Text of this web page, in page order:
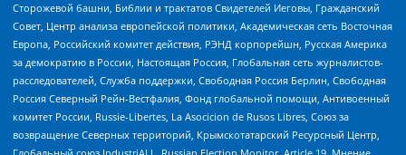
Сторожевой башни, Библии и трактатов Свидетелей Иеговы, Гражданский
Совет, Центр анализа европейской политики, Академическая сеть Восточная
Европа, Российский комитет действия, РЭНД корпорейшн, Русская Америка
за демократию в России, Настоящая Россия, Глобальная сеть журналистов-
расследователей, Служба поддержки, Свободная Россия Берлин, Свободная
Россия Северный Рейн-Вестфалия, Фонд глобальной помощи, Антивоенный
комитет России, Russie-Libertes, La Asocicion de Rusos Libres, Союз за
возвращение Северных территорий, Крымскотатарский Ресурсный Центр,